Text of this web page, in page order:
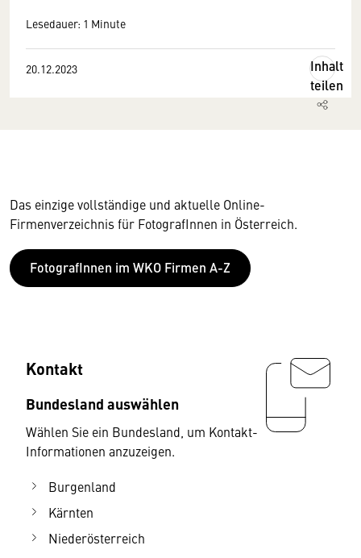
Lesedauer: 1 Minute
20.12.2023
Inhalt
teilen
Das einzige vollständige und aktuelle Online-
Firmenverzeichnis für FotografInnen in Österreich.
FotografInnen im WKO Firmen A-Z
Kontakt
Bundesland auswählen
Wählen Sie ein Bundesland, um Kontakt-
Informationen anzuzeigen.
Burgenland
Kärnten
Niederösterreich